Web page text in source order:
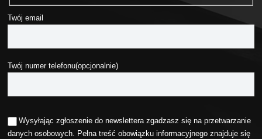
Twój email
Twój numer telefonu(opcjonalnie)
Wysyłając zgłoszenie do newslettera zgadzasz się na przetwarzanie
danych osobowych. Pełna treść obowiązku informacyjnego znajduje się